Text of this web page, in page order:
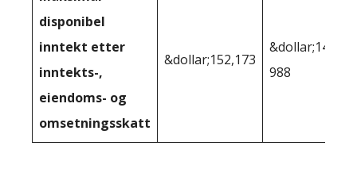
disponibel
inntekt etter
inntekts-,
eiendoms- og
omsetningsskatt
&dollar;152,173
&dollar;149
988